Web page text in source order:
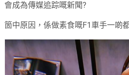
會成為傳媒追踪嘅新聞?
箇中原因，係做素食嘅F1車手一啲